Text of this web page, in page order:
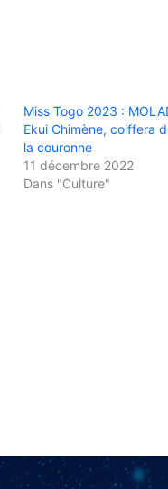
Miss Togo 2023 :
Ekui Chimène, coiffera
la couronne
11 décembre 2022
Dans "Culture"